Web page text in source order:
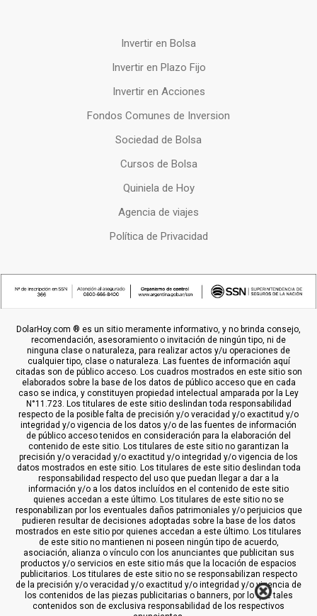
Invertir en Bolsa
Invertir en Plazo Fijo
Invertir en Acciones
Fondos Comunes de Inversion
Sociedad de Bolsa
Cursos de Bolsa
Quiniela de Hoy
Agencia de viajes
Política de Privacidad
DolarHoy.com ® es un sitio meramente informativo, y no brinda consejo,
recomendación, asesoramiento o invitación de ningún tipo, ni de
ninguna clase o naturaleza, para realizar actos y/u operaciones de
cualquier tipo, clase o naturaleza. Las fuentes de información aquí
citadas son de público acceso. Los cuadros mostrados en este sitio son
elaborados sobre la base de los datos de público acceso que en cada
caso se indica, y constituyen propiedad intelectual amparada por la Ley
N°11.723. Los titulares de este sitio deslindan toda responsabilidad
respecto de la posible falta de precisión y/o veracidad y/o exactitud y/o
integridad y/o vigencia de los datos y/o de las fuentes de información
de público acceso tenidos en consideración para la elaboración del
contenido de este sitio. Los titulares de este sitio no garantizan la
precisión y/o veracidad y/o exactitud y/o integridad y/o vigencia de los
datos mostrados en este sitio. Los titulares de este sitio deslindan toda
responsabilidad respecto del uso que puedan llegar a dar a la
información y/o a los datos incluídos en el contenido de este sitio
quienes accedan a este último. Los titulares de este sitio no se
responabilizan por los eventuales daños patrimoniales y/o perjuicios que
pudieren resultar de decisiones adoptadas sobre la base de los datos
mostrados en este sitio por quienes accedan a este último. Los titulares
de este sitio no mantienen ni poseen ningún tipo de acuerdo,
asociación, alianza o vínculo con los anunciantes que publicitan sus
productos y/o servicios en este sitio más que la locación de espacios
publicitarios. Los titulares de este sitio no se responsabilizan respecto
de la precisión y/o veracidad y/o exactitud y/o integridad y/o vigencia de
los contenidos de las piezas publicitarias o banners, por lo que tales
contenidos son de exclusiva responsabilidad de los respectivos